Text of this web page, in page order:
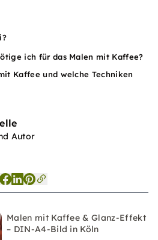
ich für das Malen mit Kaffee?
Kaffee und welche Techniken
Autor
Malen mit Kaffee & Glanz-Effekt
– DIN-A4-Bild in Köln